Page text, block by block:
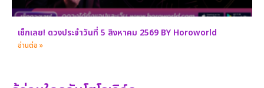
เช็กเลย! ดวงประจำวันที่ 5 สิงหาคม 2569 BY Horoworld
อ่านต่อ »